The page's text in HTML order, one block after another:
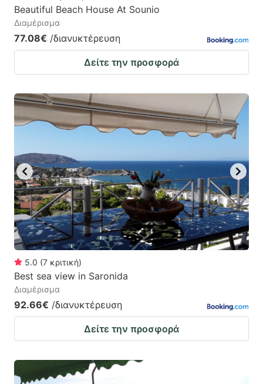
Beautiful Beach House At Sounio
Διαμέρισμα
77.08€ /διανυκτέρευση
Δείτε την προσφορά
5.0 (7 κριτική)
Best sea view in Saronida
Διαμέρισμα
92.66€ /διανυκτέρευση
Δείτε την προσφορά